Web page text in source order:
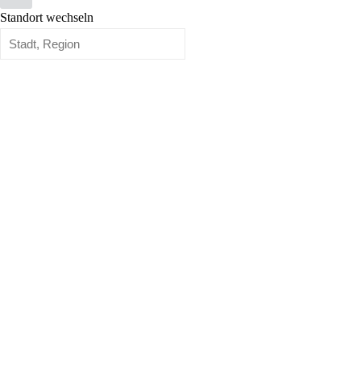
Standort wechseln